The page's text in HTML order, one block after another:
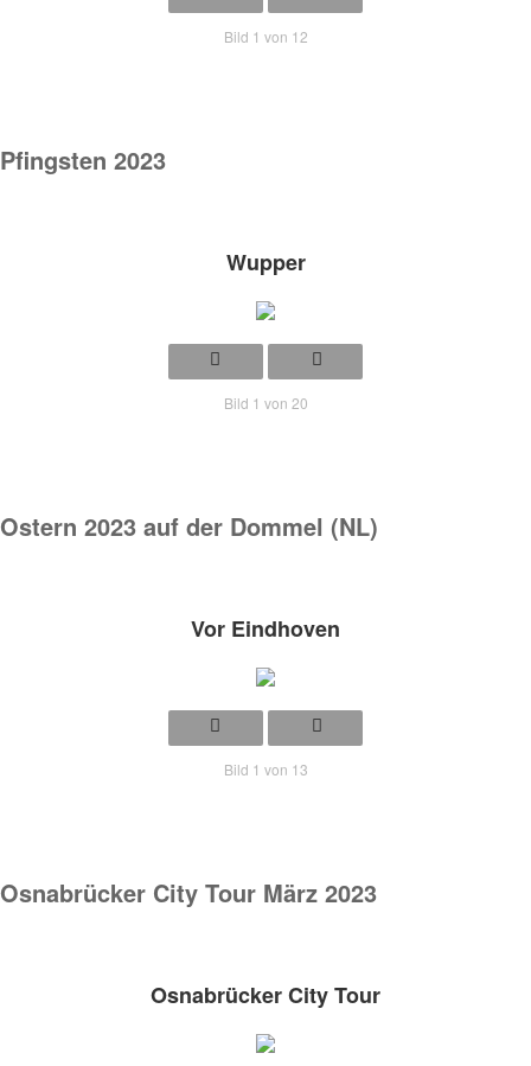
Bild 1 von 12
Pfingsten 2023
Wupper
Bild 1 von 20
Ostern 2023 auf der Dommel (NL)
Vor Eindhoven
Bild 1 von 13
Osnabrücker City Tour März 2023
Osnabrücker City Tour